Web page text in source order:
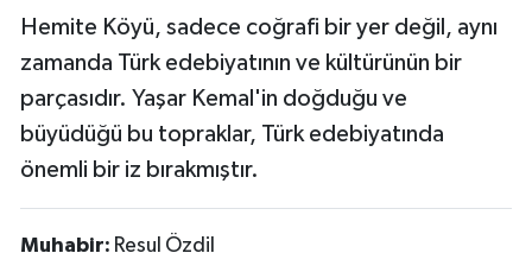
Hemite Köyü, sadece coğrafi bir yer değil, aynı
zamanda Türk edebiyatının ve kültürünün bir
parçasıdır. Yaşar Kemal'in doğduğu ve
büyüdüğü bu topraklar, Türk edebiyatında
önemli bir iz bırakmıştır.
Muhabir: Resul Özdil